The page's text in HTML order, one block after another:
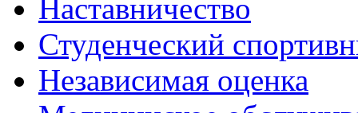
Наставничество
Студенческий
Независимая оценка